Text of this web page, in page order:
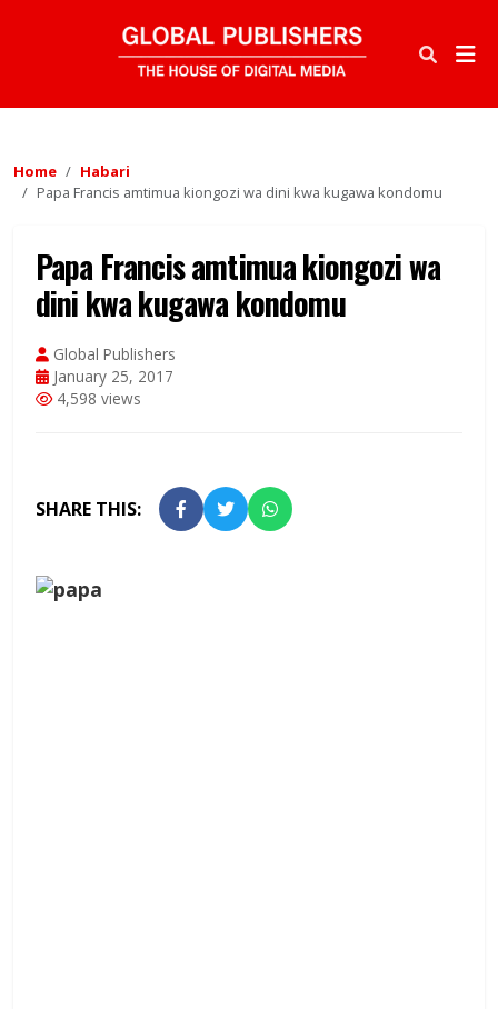
Home
Habari
Papa Francis amtimua kiongozi wa dini kwa kugawa kondomu
Papa Francis amtimua kiongozi wa
dini kwa kugawa kondomu
Global Publishers
January 25, 2017
4,598 views
SHARE THIS: